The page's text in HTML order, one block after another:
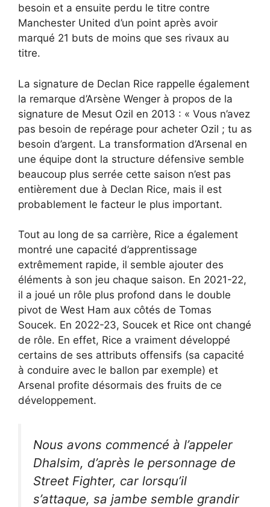
besoin et a ensuite perdu le titre contre
Manchester United d’un point après avoir
marqué 21 buts de moins que ses rivaux au
titre.
La signature de Declan Rice rappelle également
la remarque d’Arsène Wenger à propos de la
signature de Mesut Ozil en 2013 : « Vous n’avez
pas besoin de repérage pour acheter Ozil ; tu as
besoin d’argent. La transformation d’Arsenal en
une équipe dont la structure défensive semble
beaucoup plus serrée cette saison n’est pas
entièrement due à Declan Rice, mais il est
probablement le facteur le plus important.
Tout au long de sa carrière, Rice a également
montré une capacité d’apprentissage
extrêmement rapide, il semble ajouter des
éléments à son jeu chaque saison. En 2021-22,
il a joué un rôle plus profond dans le double
pivot de West Ham aux côtés de Tomas
Soucek. En 2022-23, Soucek et Rice ont changé
de rôle. En effet, Rice a vraiment développé
certains de ses attributs offensifs (sa capacité
à conduire avec le ballon par exemple) et
Arsenal profite désormais des fruits de ce
développement.
Nous avons commencé à l’appeler
Dhalsim, d’après le personnage de
Street Fighter, car lorsqu’il
s’attaque, sa jambe semble grandir